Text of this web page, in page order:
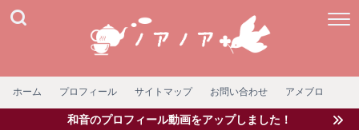
ホーム プロフィール サイトマップ お問い合わせ アメブロ
和音のプロフィール動画をアップしました！